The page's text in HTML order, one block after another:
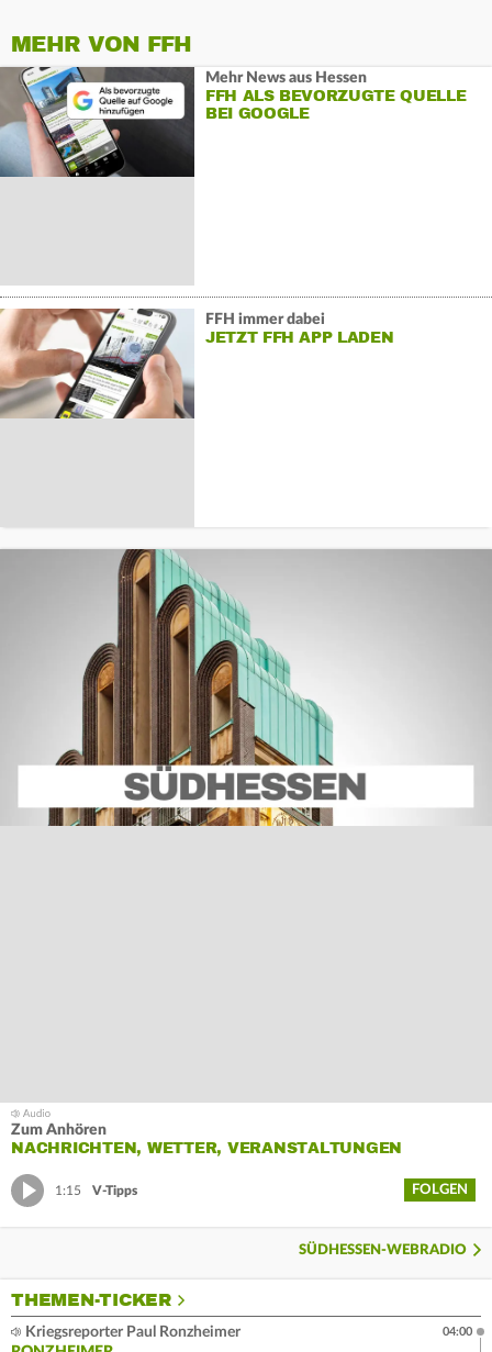
MEHR VON FFH
Mehr News aus Hessen
FFH ALS BEVORZUGTE QUELLE
BEI GOOGLE
FFH immer dabei
JETZT FFH APP LADEN
Zum Anhören
NACHRICHTEN, WETTER, VERANSTALTUNGEN
1:15 V-Tipps FOLGEN
SÜDHESSEN-WEBRADIO
THEMEN-TICKER
Kriegsreporter Paul Ronzheimer
04:00